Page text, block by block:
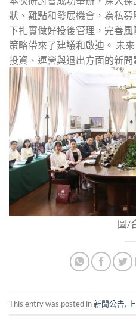
狀、難點和發展機會，為私
下扎實做好投後管理，完善
策略帶來了建議和啟迪。 未
投資、運營與退出方面的新問
圖/
This entry was posted in新聞公告,